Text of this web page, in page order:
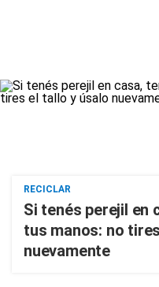
RECICLAR
Si tenés perejil en
tus manos: no
nuevamente